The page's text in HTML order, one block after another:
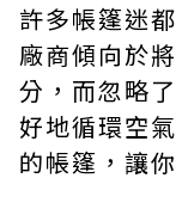
許多帳篷迷
廠商傾向於
分，而忽略
好地循環空
的帳篷，讓